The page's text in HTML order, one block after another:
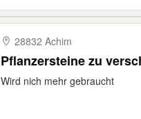
28832 Achim
Pflanzersteine zu
Wird nich mehr gebraucht